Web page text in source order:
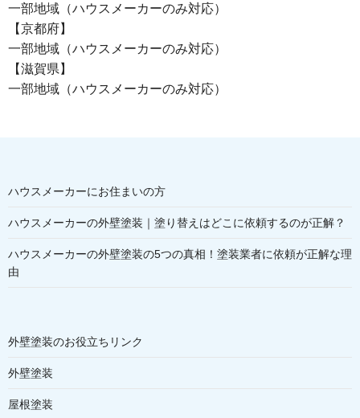
一部地域（ハウスメーカーのみ対応）
【京都府】
一部地域（ハウスメーカーのみ対応）
【滋賀県】
一部地域（ハウスメーカーのみ対応）
ハウスメーカーにお住まいの方
ハウスメーカーの外壁塗装｜塗り替えはどこに依頼するのが正解？
ハウスメーカーの外壁塗装の5つの真相！塗装業者に依頼が正解な理
由
外壁塗装のお役立ちリンク
外壁塗装
屋根塗装